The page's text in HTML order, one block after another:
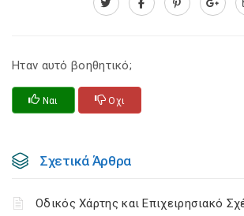
Ηταν αυτό βοηθητικό;
Ναι Οχι
Σχετικά Άρθρα
Οδικός Χάρτης και Επιχειρησιακό